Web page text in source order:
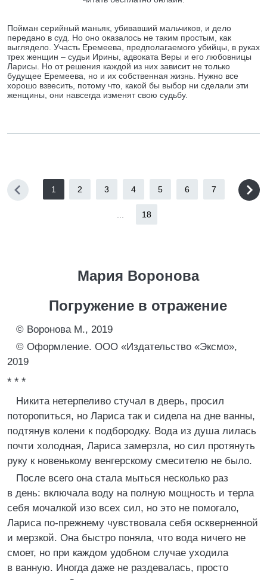
Пойман серийный маньяк, убивавший мальчиков, и дело
передано в суд. Но оно оказалось не таким простым, как
выглядело. Участь Еремеева, предполагаемого убийцы, в руках
трех женщин – судьи Ирины, адвоката Веры и его любовницы
Ларисы. Но от решения каждой из них зависит не только
будущее Еремеева, но и их собственная жизнь. Нужно все
хорошо взвесить, потому что, какой бы выбор ни сделали эти
женщины, они навсегда изменят свою судьбу.
1 2 3 4 5 6 7
18
Мария Воронова
Погружение в отражение
© Воронова М., 2019
© Оформление. ООО «Издательство «Эксмо»,
2019
* * *
Никита нетерпеливо стучал в дверь, просил
поторопиться, но Лариса так и сидела на дне ванны,
подтянув колени к подбородку. Вода из душа лилась
почти холодная, Лариса замерзла, но сил протянуть
руку к новенькому венгерскому смесителю не было.
После всего она стала мыться несколько раз
в день: включала воду на полную мощность и терла
себя мочалкой изо всех сил, но это не помогало,
Лариса по-прежнему чувствовала себя оскверненной
и мерзкой. Она быстро поняла, что вода ничего не
смоет, но при каждом удобном случае уходила
в ванную. Иногда даже не раздевалась, просто